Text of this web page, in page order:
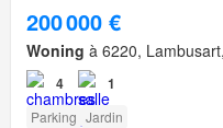
200 000 €
Woning à 6220,
4 1
Parking Jardin